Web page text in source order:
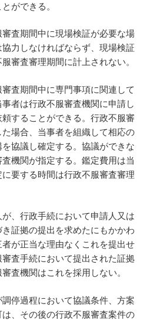
ができる。
査期間中に現場検証が必要な場
力しなければならず、現場検証
審査審理期間に計上されない。
査期間中に専門事項に関連して
者は行政不服審査機関に申請し
することができる。行政不服審
場合、当事者を組織して相応の
協議し確定する。協議ができな
機関が指定する。鑑定費用は当
要する時間は行政不服審査審理
、行政手続において申請人又は
証拠の提出を求めたにもかかわ
が正当な理由なくこれを提出せ
査手続において提出された証拠
査機関はこれを採用しない。
停過程において協議条件、方案
、その後の行政不服審査案件の